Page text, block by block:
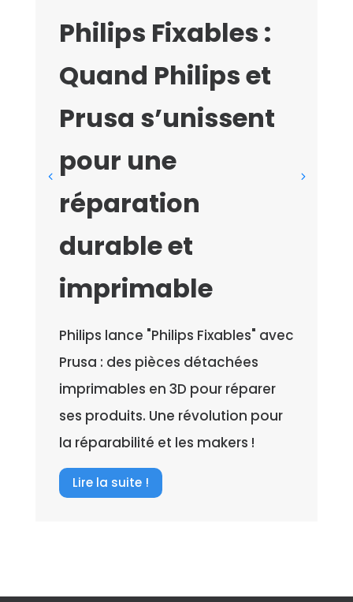
Philips Fixables :
Quand Philips et
Prusa s’unissent
pour une
réparation
durable et
imprimable
Philips lance "Philips Fixables" avec
Prusa : des pièces détachées
imprimables en 3D pour réparer
ses produits. Une révolution pour
la réparabilité et les makers !
Lire la suite !